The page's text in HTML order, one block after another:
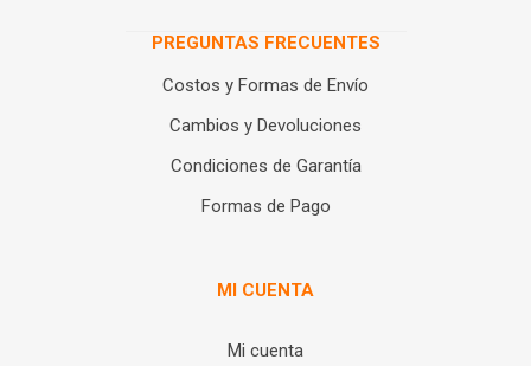
PREGUNTAS FRECUENTES
Costos y Formas de Envío
Cambios y Devoluciones
Condiciones de Garantía
Formas de Pago
MI CUENTA
Mi cuenta